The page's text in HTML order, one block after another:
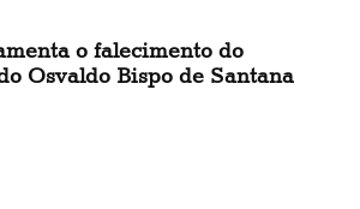
o falecimento do
Osvaldo Bispo de Santana